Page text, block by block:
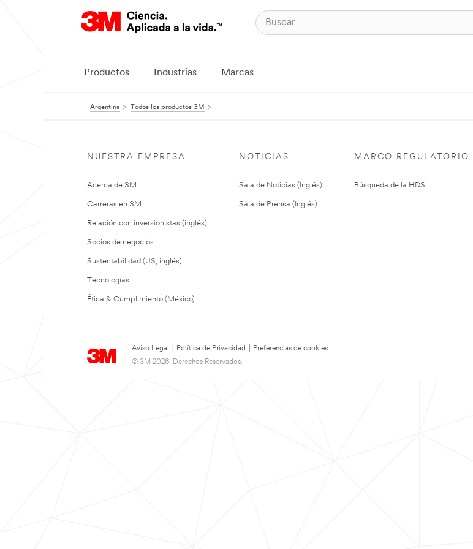
Productos Industrias Marcas
Argentina Todos los productos 3M
NUESTRA EMPRESA
Acerca de 3M
Carreras en 3M
Relación con inversionistas (inglés)
Socios de negocios
Sustentabilidad (US, inglés)
Tecnologías
Ética & Cumplimiento (México)
NOTICIAS
Sala de Noticias (Inglés)
Sala de Prensa (Inglés)
MARCO REGULATORIO
Búsqueda de la HDS
Aviso Legal Política de Privacidad
Preferencias de cookies
© 3M 2026. Derechos Reservados.